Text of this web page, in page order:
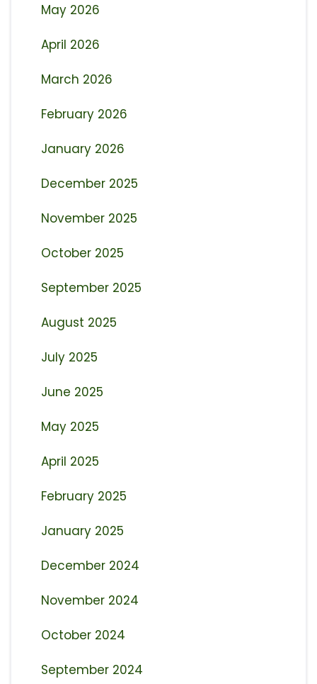
May 2026
April 2026
March 2026
February 2026
January 2026
December 2025
November 2025
October 2025
September 2025
August 2025
July 2025
June 2025
May 2025
April 2025
February 2025
January 2025
December 2024
November 2024
October 2024
September 2024